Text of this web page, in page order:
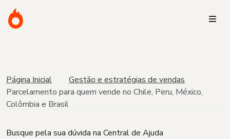
Página Inicial
Gestão e estratégias de vendas
Parcelamento para quem vende no Chile, Peru, México,
Colômbia e Brasil
Busque pela sua dúvida na Central de Ajuda